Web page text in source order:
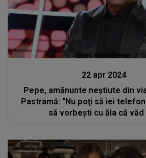
Stiri mondene
22 apr 2024
Pepe, amănunte neştiute din
Pastramă: "Nu poţi să iei
să vorbeşti cu ăla că văd